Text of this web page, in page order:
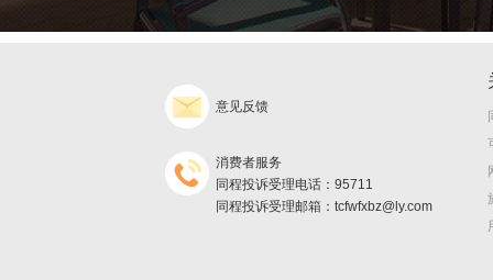
意见反馈
消费者服务
同程投诉受理电话：95711
同程投诉受理邮箱：tcfwfxbz@ly.com